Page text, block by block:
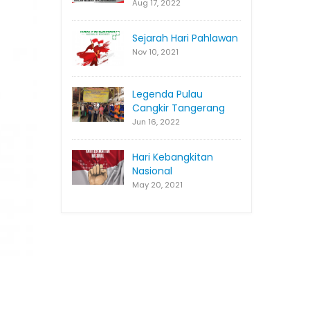
Aug 17, 2022
Sejarah Hari Pahlawan
Nov 10, 2021
Legenda Pulau
Cangkir Tangerang
Jun 16, 2022
Hari Kebangkitan
Nasional
May 20, 2021